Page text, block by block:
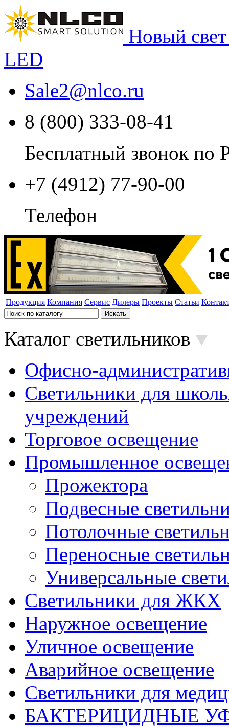
Новый
LED
Sale2@nlco.ru
8 (800) 333-08-41
Бесплатный звонок по
+7 (4912) 77-90-00
Телефон
Продукция Компания Сервис Дилеры Проекты Статьи
Каталог светильников
Офисно-
Светильники для
учреждений
Торговое освещение
Промышленное
Прожектора
Подвесные
Потолочные
Переносные
Универсальные
Светильники для ЖКХ
Наружное освещение
Уличное освещение
Аварийное освещение
Светильники для
БАКТЕРИЦИДНЫЕ